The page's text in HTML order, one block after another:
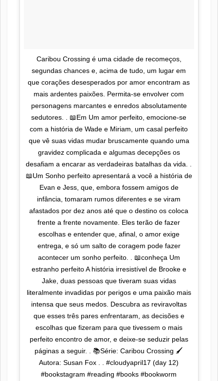
Caribou Crossing é uma cidade de recomeços,
segundas chances e, acima de tudo, um lugar em
que corações desesperados por amor encontram as
mais ardentes paixões. Permita-se envolver com
personagens marcantes e enredos absolutamente
sedutores. . 📖Em Um amor perfeito, emocione-se
com a história de Wade e Miriam, um casal perfeito
que vê suas vidas mudar bruscamente quando uma
gravidez complicada e algumas decepções os
desafiam a encarar as verdadeiras batalhas da vida. .
📖Um Sonho perfeito apresentará a você a história de
Evan e Jess, que, embora fossem amigos de
infância, tomaram rumos diferentes e se viram
afastados por dez anos até que o destino os coloca
frente a frente novamente. Eles terão de fazer
escolhas e entender que, afinal, o amor exige
entrega, e só um salto de coragem pode fazer
acontecer um sonho perfeito. . 📖conheça Um
estranho perfeito A história irresistível de Brooke e
Jake, duas pessoas que tiveram suas vidas
literalmente invadidas por perigos e uma paixão mais
intensa que seus medos. Descubra as reviravoltas
que esses três pares enfrentaram, as decisões e
escolhas que fizeram para que tivessem o mais
perfeito encontro de amor, e deixe-se seduzir pelas
páginas a seguir. . 📚Série: Caribou Crossing 🖌
Autora: Susan Fox . . #cloudyapril17 (day 12)
#bookstagram #reading #books #bookworm